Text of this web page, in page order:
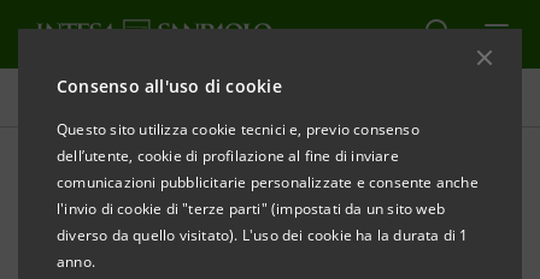
Consenso all'uso di cookie
Questo sito utilizza cookie tecnici e, previo consenso
dell’utente, cookie di profilazione al fine di inviare
comunicazioni pubblicitarie personalizzate e consente anche
l'invio di cookie di "terze parti" (impostati da un sito web
diverso da quello visitato). L'uso dei cookie ha la durata di 1
anno.
Tutte le news
Fondo di Beneficenza: il
contrasto alle